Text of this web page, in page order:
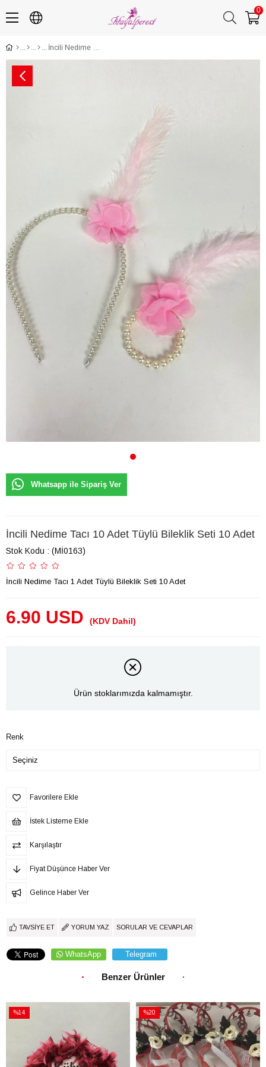
0
İncili Nedime Tacı 10 Adet Tüylü Bileklik Seti 10 Adet
Whatsapp ile Sipariş Ver
İncili Nedime Tacı 10 Adet Tüylü Bileklik Seti 10 Adet
Stok Kodu (Mİ0163)
İncili Nedime Tacı 1 Adet Tüylü Bileklik Seti 10 Adet
6.90 USD (KDV Dahil)
Ürün stoklarımızda kalmamıştır.
Renk
Favorilere Ekle
İstek Listeme Ekle
Karşılaştır
Fiyat Düşünce Haber Ver
Gelince Haber Ver
TAVSIYE ET YORUM YAZ SORULAR VE CEVAPLAR
WhatsApp Telegram
Benzer Ürünler
%14
%20
İndirim
%20İndirim